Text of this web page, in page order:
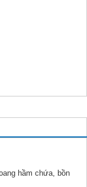
hầm chứa, bồn